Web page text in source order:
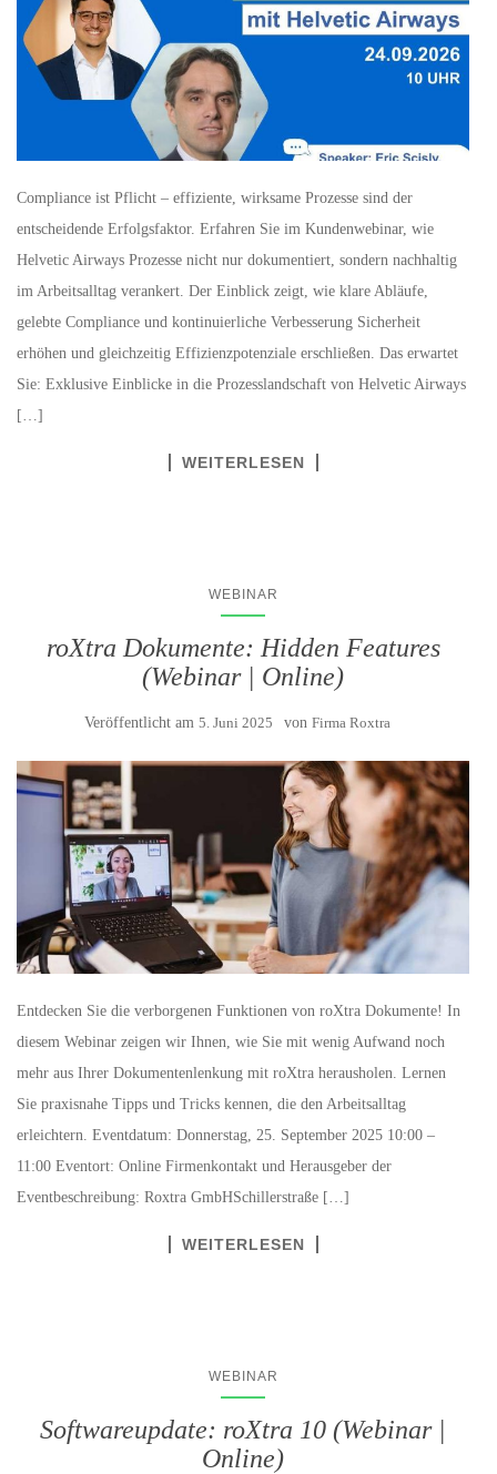
Compliance ist Pflicht – effiziente, wirksame Prozesse sind der
entscheidende Erfolgsfaktor. Erfahren Sie im Kundenwebinar, wie
Helvetic Airways Prozesse nicht nur dokumentiert, sondern nachhaltig
im Arbeitsalltag verankert. Der Einblick zeigt, wie klare Abläufe,
gelebte Compliance und kontinuierliche Verbesserung Sicherheit
erhöhen und gleichzeitig Effizienzpotenziale erschließen. Das erwartet
Sie: Exklusive Einblicke in die Prozesslandschaft von Helvetic Airways
[…]
WEITERLESEN
WEBINAR
roXtra Dokumente: Hidden Features
(Webinar | Online)
Veröffentlicht am 5. Juni 2025 von Firma Roxtra
Entdecken Sie die verborgenen Funktionen von roXtra Dokumente! In
diesem Webinar zeigen wir Ihnen, wie Sie mit wenig Aufwand noch
mehr aus Ihrer Dokumentenlenkung mit roXtra herausholen. Lernen
Sie praxisnahe Tipps und Tricks kennen, die den Arbeitsalltag
erleichtern. Eventdatum: Donnerstag, 25. September 2025 10:00 –
11:00 Eventort: Online Firmenkontakt und Herausgeber der
Eventbeschreibung: Roxtra GmbHSchillerstraße […]
WEITERLESEN
WEBINAR
Softwareupdate: roXtra 10 (Webinar |
Online)